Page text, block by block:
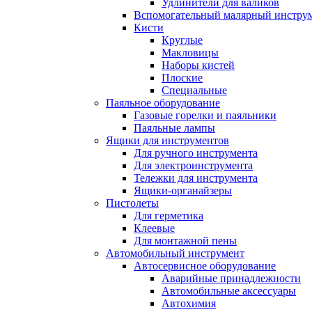
Удлинители для валиков
Вспомогательный малярный
Кисти
Круглые
Макловицы
Наборы кистей
Плоские
Специальные
Паяльное оборудование
Газовые горелки и паяльники
Паяльные лампы
Ящики для инструментов
Для ручного инструмента
Для электроинструмента
Тележки для инструмента
Ящики-органайзеры
Пистолеты
Для герметика
Клеевые
Для монтажной пены
Автомобильный инструмент
Автосервисное оборудование
Аварийные принадлежности
Автомобильные аксессуары
Автохимия